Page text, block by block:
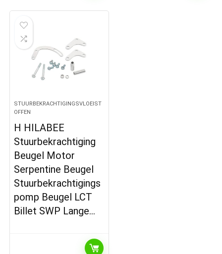
STUURBEKRACHTIGINGSVLOEIST
OFFEN
H HILABEE
Stuurbekrachtiging
Beugel Motor
Serpentine Beugel
Stuurbekrachtigings
pomp Beugel LCT
Billet SWP Lange…